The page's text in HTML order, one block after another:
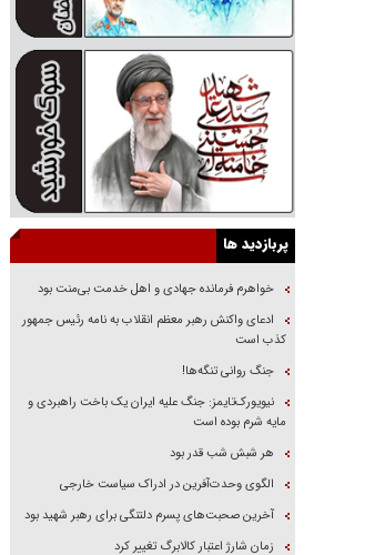
پربازدید ها
خواهرم فرمانده جهادی و اهل خدمت بی‌منت بود
ادعای واکنش رهبر معظم انقلاب به نامه رئیس جمهور
کذب است
جنگ روانی تنگه‌ها!
نیویورک‌تایمز: جنگ علیه ایران یک باخت راهبردی و
مایه شرم بوده است
هر شبش شب قدر بود
الگوی وحدت‌آفرین در ادراک سیاست خارجی
آخرین صحبت‌های پسرم دلتنگی برای رهبر شهید بود
زمان شارژ اعتبار کالابرگ تغییر کرد